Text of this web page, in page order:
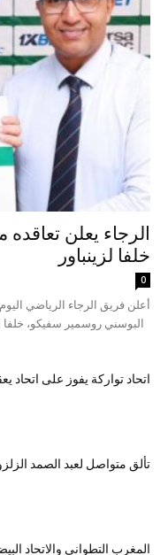
الرجاء يعلن
خلفا لزينباور
0
البوسني روسمير سفيكو، خلفا
اتحاد تواركة يفوز على اتحاد
تألق متواصل لعبد الصمد
المغرب التطواني والاتحاد